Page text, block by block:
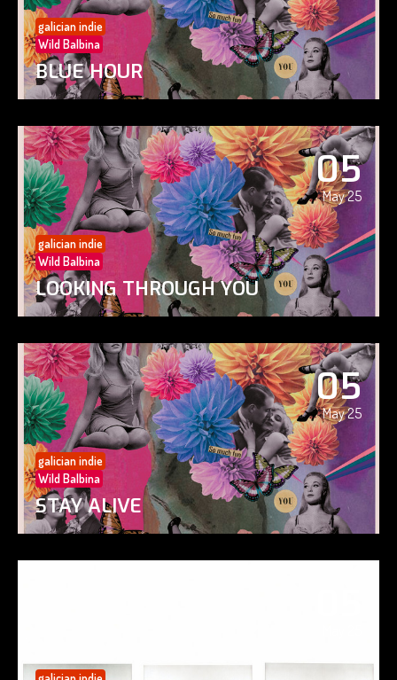
galician indie
Wild Balbina
BLUE HOUR
05
May 25
galician indie
Wild Balbina
LOOKING THROUGH YOU
05
May 25
galician indie
Wild Balbina
STAY ALIVE